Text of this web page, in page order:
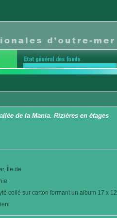
de la Mania. Rizières en étages
Île de
collé sur carton formant un album 17 x 12